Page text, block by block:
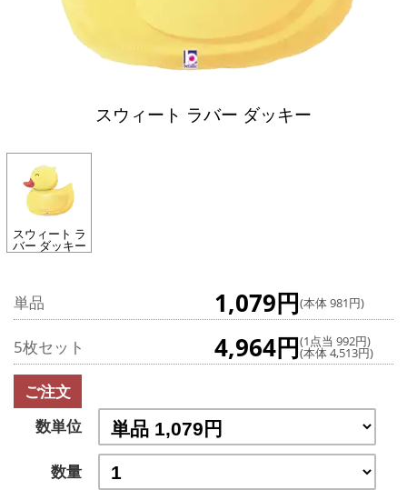
スウィート ラバー ダッキー
スウィート ラ
バー ダッキー
単品 1,079円(本体 981円)
5枚セット 4,964円(1点当 992円)
(本体 4,513円)
ご注文
数単位
数量